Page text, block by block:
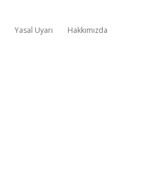
Yasal Uyarı Hakkımızda